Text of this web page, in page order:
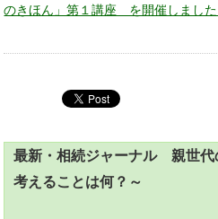
のきほん」第１講座 を開催しました
最新・相続ジャーナル 親世
考えることは何？～